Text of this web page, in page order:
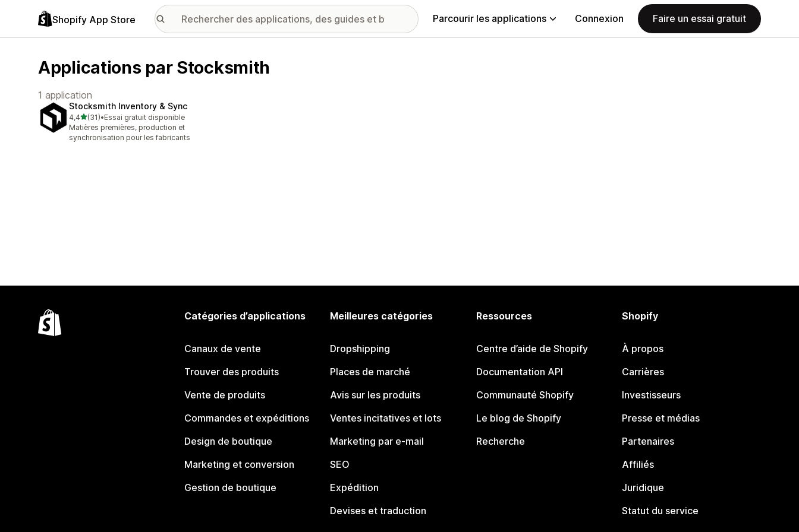
Shopify App Store Parcourir les applications Connexion Faire un essai gratuit
Applications par Stocksmith
1 application
Stocksmith Inventory & Sync
4,4étoile(s) sur 5
(31)
31 avis au total
•Essai gratuit disponible
Matières premières, production et
synchronisation pour les fabricants
Catégories d’applications
Canaux de vente
Trouver des produits
Vente de produits
Commandes et expéditions
Design de boutique
Marketing et conversion
Gestion de boutique
Meilleures catégories
Dropshipping
Places de marché
Avis sur les produits
Ventes incitatives et lots
Marketing par e-mail
SEO
Expédition
Devises et traduction
Ressources
Centre d’aide de Shopify
Documentation API
Communauté Shopify
Le blog de Shopify
Recherche
Shopify
À propos
Carrières
Investisseurs
Presse et médias
Partenaires
Affiliés
Juridique
Statut du service